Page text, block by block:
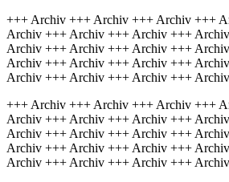
+++ Archiv +++ Archiv +++ Archiv +++
Archiv +++ Archiv +++ Archiv +++
Archiv +++ Archiv +++ Archiv +++
Archiv +++ Archiv +++ Archiv +++
Archiv +++ Archiv +++ Archiv +++
+++ Archiv +++ Archiv +++ Archiv +++
Archiv +++ Archiv +++ Archiv +++
Archiv +++ Archiv +++ Archiv +++
Archiv +++ Archiv +++ Archiv +++
Archiv +++ Archiv +++ Archiv +++